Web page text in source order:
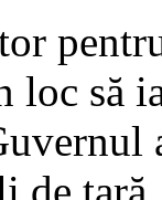
loc să